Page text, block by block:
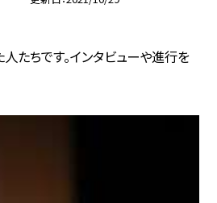
たちです。インタビューや進行を